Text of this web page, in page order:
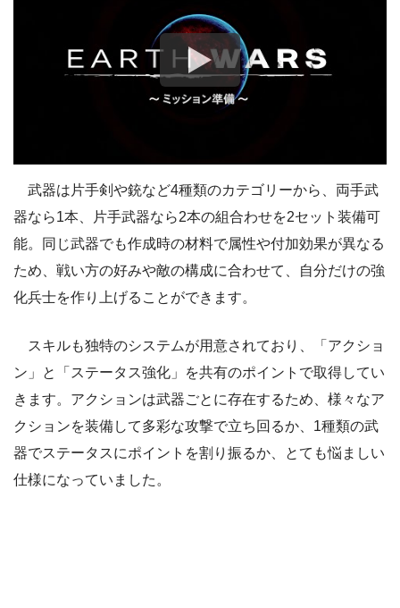
武器は片手剣や銃など4種類のカテゴリーから、両手武
器なら1本、片手武器なら2本の組合わせを2セット装備可
能。同じ武器でも作成時の材料で属性や付加効果が異なる
ため、戦い方の好みや敵の構成に合わせて、自分だけの強
化兵士を作り上げることができます。
スキルも独特のシステムが用意されており、「アクショ
ン」と「ステータス強化」を共有のポイントで取得してい
きます。アクションは武器ごとに存在するため、様々なア
クションを装備して多彩な攻撃で立ち回るか、1種類の武
器でステータスにポイントを割り振るか、とても悩ましい
仕様になっていました。